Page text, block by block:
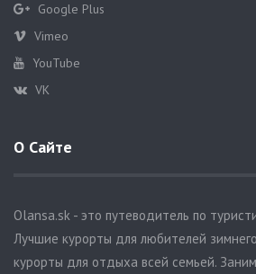
Google Plus
Vimeo
YouTube
VK
О Сайте
Olansa.sk - это путеводитель по
Лучшие курорты для любителей
курорты для отдыха всей семьей.